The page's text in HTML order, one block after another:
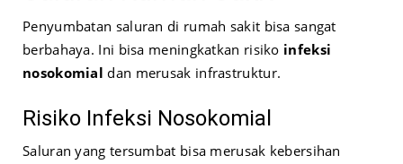
Penyumbatan saluran di rumah sakit bisa sangat
berbahaya. Ini bisa meningkatkan risiko infeksi
nosokomial dan merusak infrastruktur.
Risiko Infeksi Nosokomial
Saluran yang tersumbat bisa merusak kebersihan